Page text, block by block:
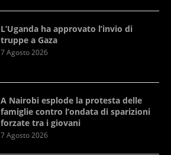
L’Uganda ha approvato l’invio di
truppe a Gaza
7 Agosto 2026
A Nairobi esplode la protesta delle
famiglie contro l’ondata di sparizioni
forzate tra i giovani
7 Agosto 2026